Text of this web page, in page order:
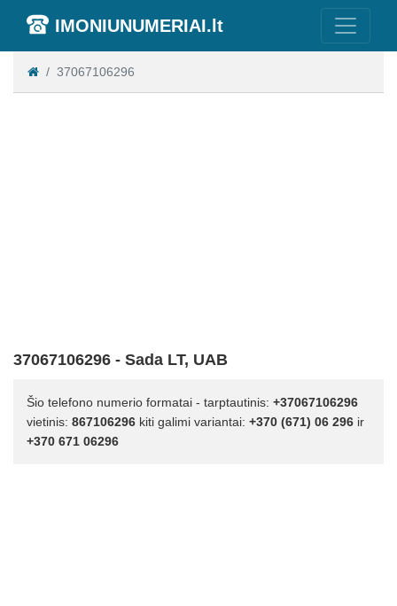
IMONIUNUMERIAI.lt
37067106296
37067106296 - Sada LT, UAB
Šio telefono numerio formatai - tarptautinis: +37067106296
vietinis: 867106296 kiti galimi variantai: +370 (671) 06 296 ir
+370 671 06296